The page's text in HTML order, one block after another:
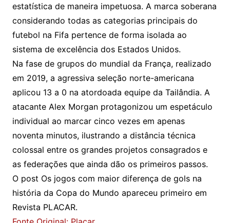
estatística de maneira impetuosa. A marca soberana
considerando todas as categorias principais do
futebol na Fifa pertence de forma isolada ao
sistema de excelência dos Estados Unidos.
Na fase de grupos do mundial da França, realizado
em 2019, a agressiva seleção norte-americana
aplicou 13 a 0 na atordoada equipe da Tailândia. A
atacante Alex Morgan protagonizou um espetáculo
individual ao marcar cinco vezes em apenas
noventa minutos, ilustrando a distância técnica
colossal entre os grandes projetos consagrados e
as federações que ainda dão os primeiros passos.
O post Os jogos com maior diferença de gols na
história da Copa do Mundo apareceu primeiro em
Revista PLACAR.